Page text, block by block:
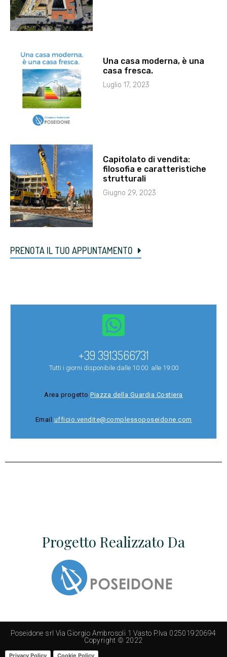
Una casa moderna, è una
casa fresca.
Luglio 17, 2023
Capitolato di vendita:
filosofia e caratteristiche
strutturali
Giugno 29, 2023
PRENOTA IL TUO APPUNTAMENTO
+39 3913566731
Tutti i giorni disponibile dalle 10:00 alle 19:00
Area progettoPiazza della Guardia Costiera
Email ufficio.vendite@complessoposeidone.com
Progetto Realizzato Da
Poseidone srl Via Giorgio Ambrosoli 1 Vasto P.Iva 02501920694
Copyright © 2022
Privacy Policy Cookie Policy